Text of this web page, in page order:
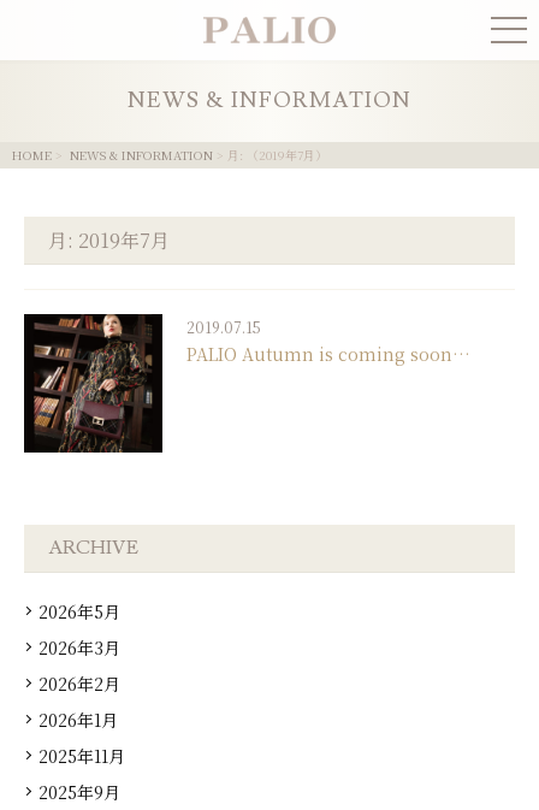
COLLECTION
NEWS
CONCEPT
SHOPLIST
NEWS & INFORMATION
HOME > NEWS & INFORMATION > 月: 2019年7月
月: 2019年7月
2019.07.15
PALIO Autumn is coming soon…
ARCHIVE
2026年5月
2026年3月
2026年2月
2026年1月
2025年11月
2025年9月